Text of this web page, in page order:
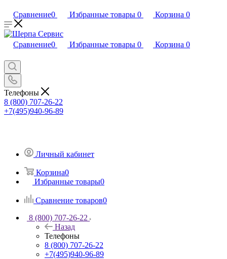
Сравнение0 Избранные товары 0 Корзина 0
Сравнение0 Избранные товары 0 Корзина 0
Телефоны
8 (800) 707-26-22
+7(495)940-96-89
Личный кабинет
Корзина0
Избранные товары0
Сравнение товаров0
8 (800) 707-26-22
Назад
Телефоны
8 (800) 707-26-22
+7(495)940-96-89